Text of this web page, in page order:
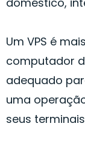
Um VPS é
computador
adequado
uma
seus